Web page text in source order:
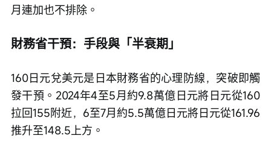
月連加也不排除。
財務省干預：手段與「半衰期」
160日元兌美元是日本財務省的心理防線，突破即觸
發干預。2024年4至5月約9.8萬億日元將日元從160
拉回155附近，6至7月約5.5萬億日元將日元從161.96
推升至148.5上方。